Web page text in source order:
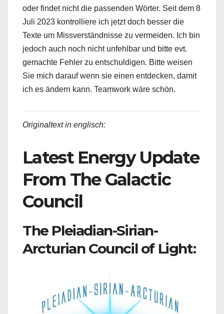
oder findet nicht die passenden Wörter. Seit dem 8
Juli 2023 kontrolliere ich jetzt doch besser die
Texte um Missverständnisse zu vermeiden. Ich bin
jedoch auch noch nicht unfehlbar und bitte evt.
gemachte Fehler zu entschuldigen. Bitte weisen
Sie mich darauf wenn sie einen entdecken, damit
ich es ändern kann. Teamwork wäre schön.
Originaltext in englisch:
Latest Energy Update
From The Galactic
Council
The Pleiadian-Sirian-
Arcturian Council of Light: